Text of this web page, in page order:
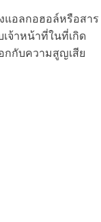
แอลกอฮอล์หรือสาร
จ้าหน้าที่ในที่เกิด
กกับความสูญเสีย